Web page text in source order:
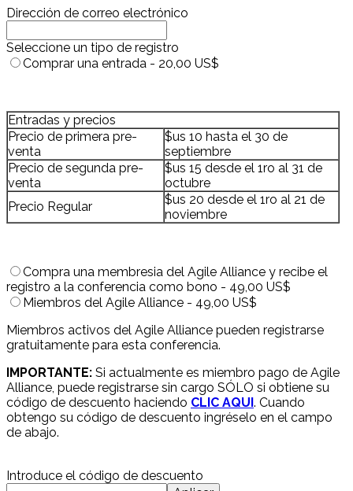
Dirección de correo electrónico
Seleccione un tipo de registro
Comprar una entrada - 20,00 US$
Entradas y precios
Precio de primera pre-
venta
$us 10 hasta el 30 de
septiembre
Precio de segunda pre-
venta
$us 15 desde el 1ro al 31 de
octubre
Precio Regular
$us 20 desde el 1ro al 21 de
noviembre
Compra una membresia del Agile Alliance y recibe el
registro a la conferencia como bono - 49,00 US$
Miembros del Agile Alliance - 49,00 US$
Miembros activos del Agile Alliance pueden registrarse
gratuitamente para esta conferencia.
IMPORTANTE: Si actualmente es miembro pago de Agile
Alliance, puede registrarse sin cargo SÓLO si obtiene su
código de descuento haciendo CLIC AQUI. Cuando
obtengo su código de descuento ingréselo en el campo
de abajo.
Introduce el código de descuento